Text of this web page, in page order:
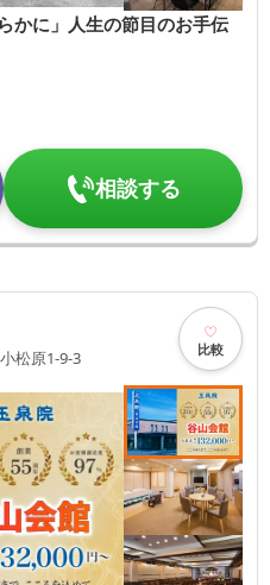
かに」人生の節目のお手伝
相談する
小松原1-9-3 比較